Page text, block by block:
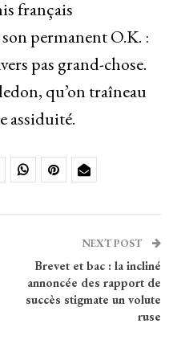
français
permanent O.K. :
pas grand-chose.
qu’on traîneau
assiduité.
NEXT POST
Brevet et bac : la incliné
annoncée des rapport de
succès stigmate un volute
ruse